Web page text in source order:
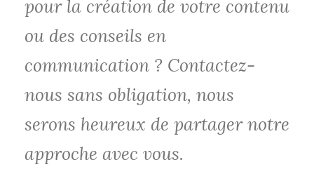
pour la création de votre contenu
ou des conseils en
communication ? Contactez-
nous sans obligation, nous
serons heureux de partager notre
approche avec vous.